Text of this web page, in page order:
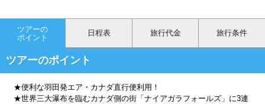
ツアーの
ポイント
日程表 旅行代金 旅行条件
ツアーのポイント
★便利な羽田発エア・カナダ直行便利用！
★世界三大瀑布を臨むカナダ側の街「ナイアガラフォールズ」に3連